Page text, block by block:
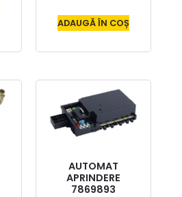
ADAUGĂ ÎN COȘ
AUTOMAT
APRINDERE
7869893